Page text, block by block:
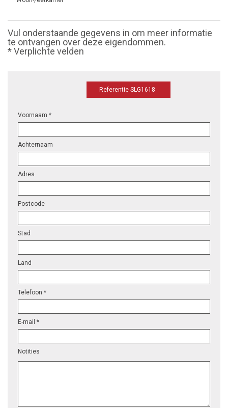
Vul onderstaande gegevens in om meer informatie
te ontvangen over deze eigendommen.
* Verplichte velden
Referentie SLG1618
Voornaam *
Achternaam
Adres
Postcode
Stad
Land
Telefoon *
E-mail *
Notities